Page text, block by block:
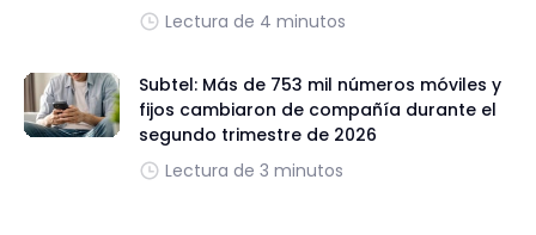
Lectura de 4 minutos
Subtel: Más de 753 mil números móviles y
fijos cambiaron de compañía durante el
segundo trimestre de 2026
Lectura de 3 minutos